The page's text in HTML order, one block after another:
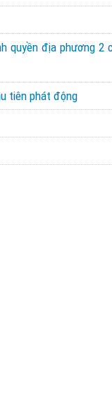
quyền địa phương
tiên phát động